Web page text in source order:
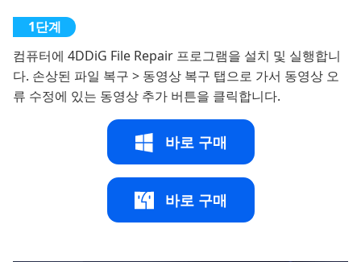
컴퓨터에 4DDiG File Repair 프로그램을 설치 및 실행합니
다. 손상된 파일 복구 > 동영상 복구 탭으로 가서 동영상 오
류 수정에 있는 동영상 추가 버튼을 클릭합니다.
바로 구매
바로 구매